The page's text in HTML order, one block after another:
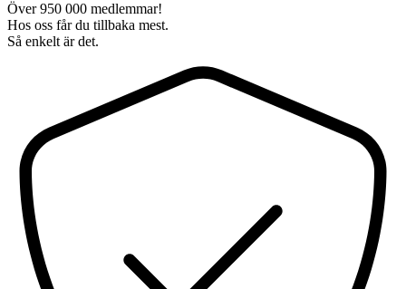
Över 950 000 medlemmar!
Hos oss får du tillbaka mest.
Så enkelt är det.